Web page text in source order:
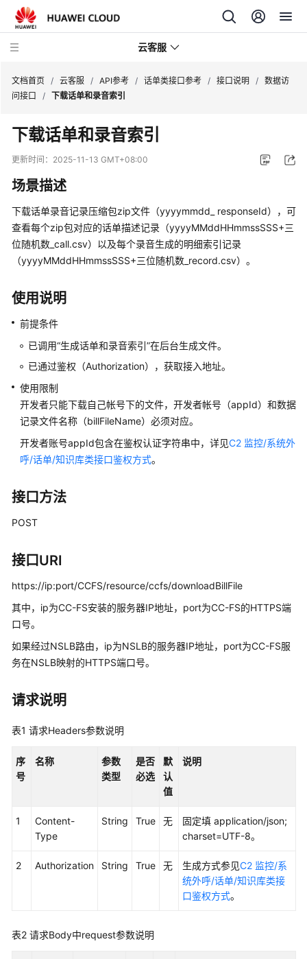
云客服
产
品
介
速
入
门
户
指
南
格
说
明
发
指
参
口
权
式
统
配
类
口
Fabric）
接
文档首页 / 云客服 / API参考 / 话单类接口参考 / 接口说明 / 数据访
问接口
/ 下载话单和录音索引
下载话单和录音索引
更新时间： 2025-11-13 GMT+08:00
场景描述
下载话单录音记录压缩包zip文件（yyyymmdd_ responseId），可
查看每个zip包对应的话单描述记录（yyyyMMddHHmmssSSS+三
位随机数_call.csv）以及每个录音生成的明细索引记录
（yyyyMMddHHmmssSSS+三位随机数_record.csv）。
使用说明
前提条件
已调用“生成话单和录音索引”在后台生成文件。
已通过鉴权（Authorization），获取接入地址。
使用限制
开发者只能下载自己帐号下的文件，开发者帐号（appId）和数据
记录文件名称（billFileName）必须对应。
开发者账号appId包含在鉴权认证字符串中，详见C2 监控/系统外
呼/话单/知识库类接口鉴权方式。
接口方法
POST
接口URI
https://ip:port/CCFS/resource/ccfs/downloadBillFile
其中，ip为CC-FS安装的服务器IP地址，port为CC-FS的HTTPS端
口号。
如果经过NSLB路由，ip为NSLB的服务器IP地址，port为CC-FS服
务在NSLB映射的HTTPS端口号。
请求说明
表1 请求Headers参数说明
序
号
名称
参数
类型
是否
必选
默
认
值
说明
1
Content-
Type
String True 无
固定填 application/json;
charset=UTF-8。
2 Authorization String True 无 生成方式参见C2 监控/系
统外呼/话单/知识库类接
口鉴权方式。
表2 请求Body中request参数说明